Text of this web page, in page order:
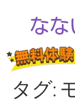
なな
タグ: